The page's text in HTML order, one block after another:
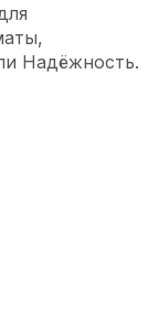
Надёжность.